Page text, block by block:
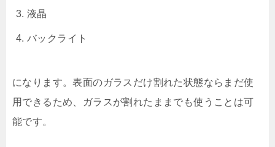
液晶
バックライト
になります。表面のガラスだけ割れた状態ならまだ使
用できるため、ガラスが割れたままでも使うことは可
能です。